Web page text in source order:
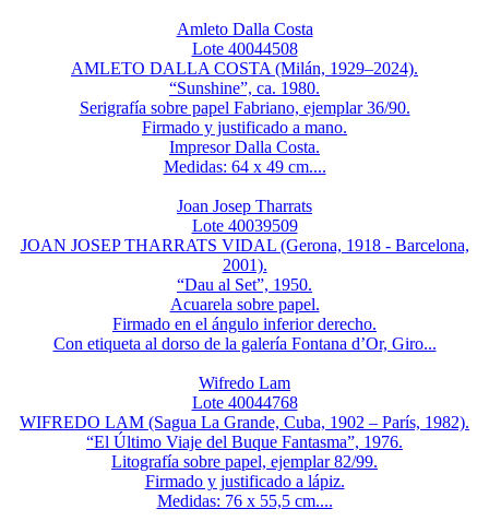
Amleto Dalla Costa
Lote 40044508
AMLETO DALLA COSTA (Milán, 1929–2024).
“Sunshine”, ca. 1980.
Serigrafía sobre papel Fabriano, ejemplar 36/90.
Firmado y justificado a mano.
Impresor Dalla Costa.
Medidas: 64 x 49 cm....
Joan Josep Tharrats
Lote 40039509
JOAN JOSEP THARRATS VIDAL (Gerona, 1918 - Barcelona,
2001).
“Dau al Set”, 1950.
Acuarela sobre papel.
Firmado en el ángulo inferior derecho.
Con etiqueta al dorso de la galería Fontana d’Or, Giro...
Wifredo Lam
Lote 40044768
WIFREDO LAM (Sagua La Grande, Cuba, 1902 – París, 1982).
“El Último Viaje del Buque Fantasma”, 1976.
Litografía sobre papel, ejemplar 82/99.
Firmado y justificado a lápiz.
Medidas: 76 x 55,5 cm....